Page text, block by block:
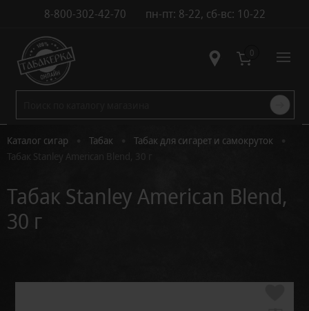
8-800-302-42-70 пн-пт: 8-22, сб-вс: 10-22
Контакты 0
Каталог сигар Табак Табак для сигарет и самокруток
Табак Stanley American Blend, 30 г
Табак Stanley American Blend,
30 г